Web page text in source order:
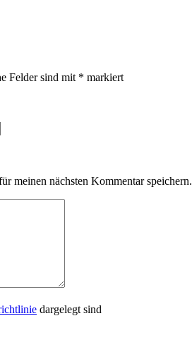
Felder sind mit * markiert
meinen nächsten Kommentar speichern.
dargelegt sind